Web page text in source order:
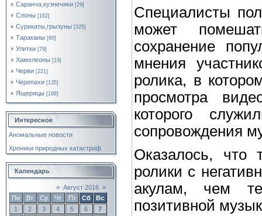
Саранча,кузнечики [29]
Слоны [162]
Сурикаты,грызуны [325]
Тараканы [60]
Улитки [79]
Хамелеоны [19]
Черви [221]
Черепахи [135]
Ящерицы [198]
Интересное
Аномальные новости
Хроники природных катастроф
Календарь
« Август 2016 »
Пн
Вт Ср Чт Пт Сб
Вс
1
2 3 4 5 6
7
Специалисты
может
сохранение
мнения
ролика, в
просмотра
которого
сопровождения
Оказалось, что
ролики с
акулам, чем
позитивной